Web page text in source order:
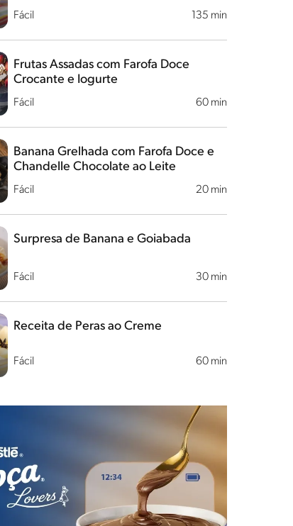
Fácil 135 min
Fácil 60 min
Frutas Assadas com Farofa Doce
Crocante e Iogurte
Fácil 20 min
Banana Grelhada com Farofa Doce e
Chandelle Chocolate ao Leite
Fácil 30 min
Surpresa de Banana e Goiabada
Fácil 60 min
Receita de Peras ao Creme